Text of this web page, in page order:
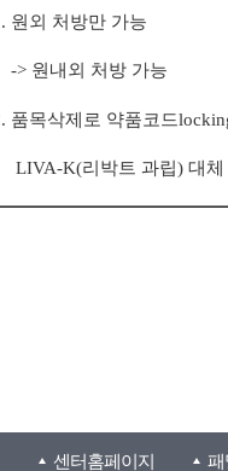
원외 처방만 가능
-> 원내외 처방 가능
품목삭제로 약품코드
LIVA-K(리박트 과립) 대체
센터홈페이지 패